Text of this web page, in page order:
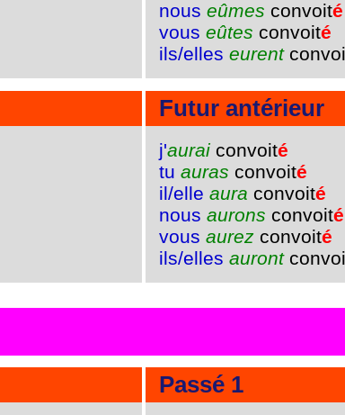
nous eûmes convoité
vous eûtes convoité
ils/elles eurent
Futur antérieur
j'aurai convoité
tu auras convoité
il/elle aura convoité
nous aurons convoité
vous aurez convoité
ils/elles auront
Passé 1